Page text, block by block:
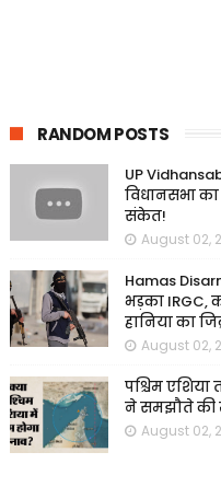
RANDOM POSTS
UP
विधानसभा
संकेत!
August 02,
Hamas
भड़का IRGC,
हानिया का
August 02,
पश्चिम एशिया
ने समझौते की
August 02,